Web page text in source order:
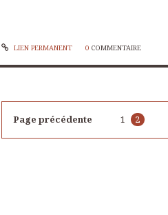
LIEN PERMANENT 0 COMMENTAIRE
Page précédente 1 2